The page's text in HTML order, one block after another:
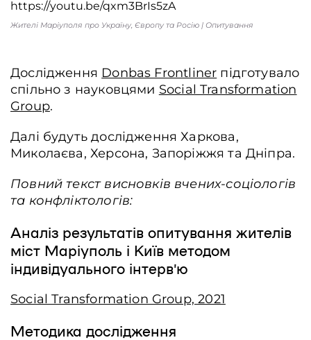
https://youtu.be/qxm3BrIs5zA
Жителі Маріуполя про Україну, Європу та Росію | Опитування
Дослідження Donbas Frontliner підготувало
спільно з науковцями Social Transformation
Group.
Далі будуть дослідження Харкова,
Миколаєва, Херсона, Запоріжжя та Дніпра.
Повний текст висновків вчених-соціологів
та конфліктологів:
Аналіз результатів опитування жителів
міст Маріуполь і Київ методом
індивідуального інтерв’ю
Social Transformation Group, 2021
Методика дослідження